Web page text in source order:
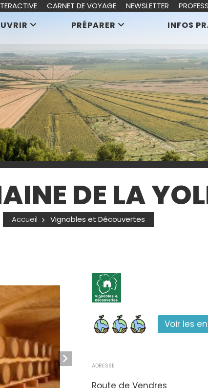
DE LA
Accueil Vignobles et Découvertes
Voir les
ADRESSE
Route de Vendres
PRÉPARER INFOS
CARNET DE VOYAGE NEWSLETTER